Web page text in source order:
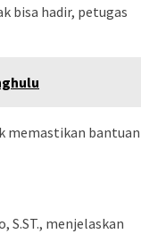
bisa hadir, petugas
memastikan bantuan
S.ST., menjelaskan